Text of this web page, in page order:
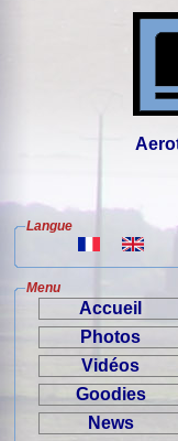
Langue
Menu
Accueil
Photos
Vidéos
Goodies
News